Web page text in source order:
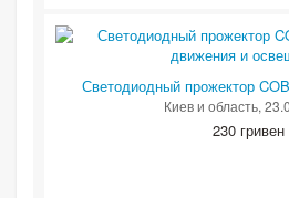
Светодиодный прожектор
Киев и область,
230 гривен